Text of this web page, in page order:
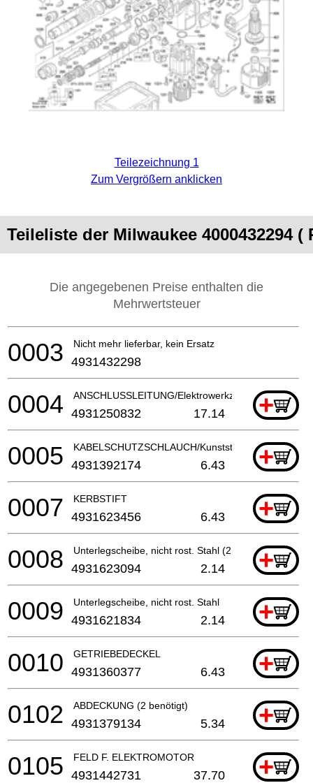
Teilezeichnung 1
Zum Vergrößern anklicken
Teileliste der Milwaukee 4000432294 (
Die angegebenen Preise enthalten die
Mehrwertsteuer
Nicht mehr lieferbar, kein Ersatz
0003 4931432298
ANSCHLUSSLEITUNG/Elektrowerkzeuge+
0004 4931250832 17.14
KABELSCHUTZSCHLAUCH/Kunststoff/Elektrowe
+
0005 4931392174 6.43
KERBSTIFT +
0007 4931623456 6.43
Unterlegscheibe, nicht rost. Stahl (2 benötigt)
+
0008 4931623094 2.14
Unterlegscheibe, nicht rost. Stahl +
0009 4931621834 2.14
GETRIEBEDECKEL +
0010 4931360377 6.43
ABDECKUNG (2 benötigt) +
0102 4931379134 5.34
FELD F. ELEKTROMOTOR +
0105 4931442731 37.70